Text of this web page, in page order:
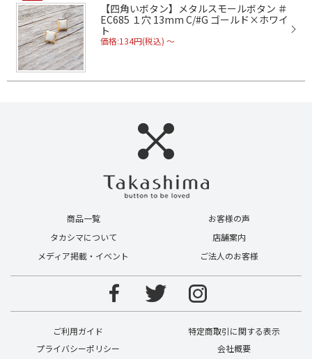
【四角いボタン】メタルスモールボタン ＃
EC685 １穴 13mm C/#G ゴールド×ホワイ
ト
価格:134円(税込) ～
商品一覧
お客様の声
タカシマについて
店舗案内
メディア掲載・イベント
ご法人のお客様
ご利用ガイド
特定商取引に関する表示
プライバシーポリシー
会社概要